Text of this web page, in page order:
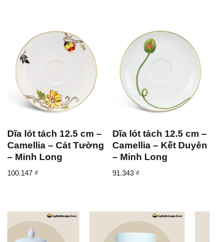
Dĩa lót tách 12.5 cm –
Camellia – Cát Tường
– Minh Long
100.147 ₫
Dĩa lót tách 12.5 cm –
Camellia – Kết Duyên
– Minh Long
91.343 ₫